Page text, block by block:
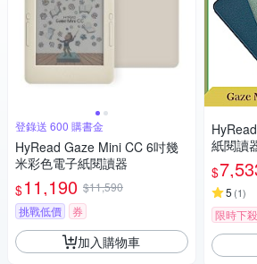
登錄送 600 購書金
HyRead Gaze Mini CC 6吋幾
米彩色電子紙閱讀器
$11,190 $11,590
挑戰低價
券
加入購物車
紙閱讀
護殼
$
5 (1)
限時下殺